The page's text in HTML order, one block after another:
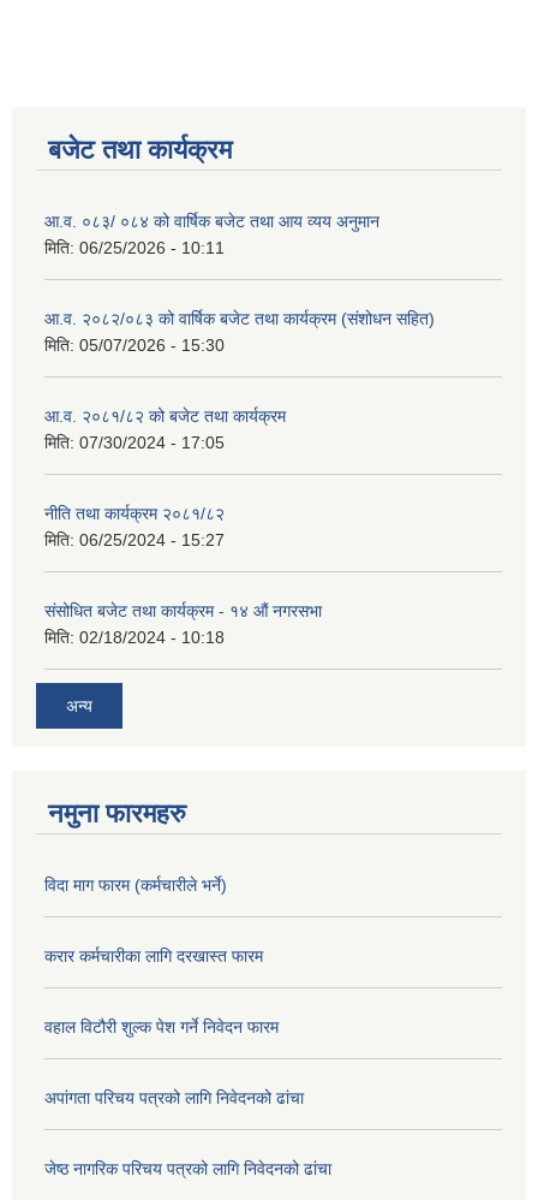
बजेट तथा कार्यक्रम
आ.व. ०८३/ ०८४ को वार्षिक बजेट तथा आय व्यय अनुमान
मिति: 06/25/2026 - 10:11
आ.व. २०८२/०८३ को वार्षिक बजेट तथा कार्यक्रम (संशोधन सहित)
मिति: 05/07/2026 - 15:30
आ.व. २०८१/८२ को बजेट तथा कार्यक्रम
मिति: 07/30/2024 - 17:05
नीति तथा कार्यक्रम २०८१/८२
मिति: 06/25/2024 - 15:27
संसोधित बजेट तथा कार्यक्रम - १४ औं नगरसभा
मिति: 02/18/2024 - 10:18
अन्य
नमुना फारमहरु
विदा माग फारम (कर्मचारीले भर्ने)
करार कर्मचारीका लागि दरखास्त फारम
वहाल विटौरी शुल्क पेश गर्ने निवेदन फारम
अपांगता परिचय पत्रको लागि निवेदनको ढांचा
जेष्ठ नागरिक परिचय पत्रको लागि निवेदनको ढांचा